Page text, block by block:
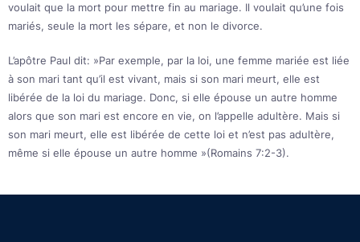
voulait que la mort pour mettre fin au mariage. Il voulait qu’une fois
mariés, seule la mort les sépare, et non le divorce.
L’apôtre Paul dit: »Par exemple, par la loi, une femme mariée est liée
à son mari tant qu’il est vivant, mais si son mari meurt, elle est
libérée de la loi du mariage. Donc, si elle épouse un autre homme
alors que son mari est encore en vie, on l’appelle adultère. Mais si
son mari meurt, elle est libérée de cette loi et n’est pas adultère,
même si elle épouse un autre homme »(Romains 7:2-3).